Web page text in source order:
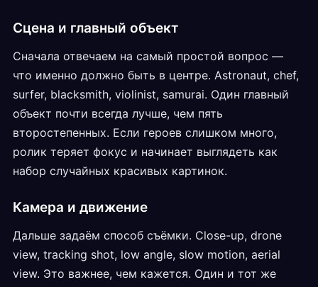
Сцена и главный объект
Сначала отвечаем на самый простой вопрос —
что именно должно быть в центре. Astronaut, chef,
surfer, blacksmith, violinist, samurai. Один главный
объект почти всегда лучше, чем пять
второстепенных. Если героев слишком много,
ролик теряет фокус и начинает выглядеть как
набор случайных красивых картинок.
Камера и движение
Дальше задаём способ съёмки. Close-up, drone
view, tracking shot, low angle, slow motion, aerial
view. Это важнее, чем кажется. Один и тот же